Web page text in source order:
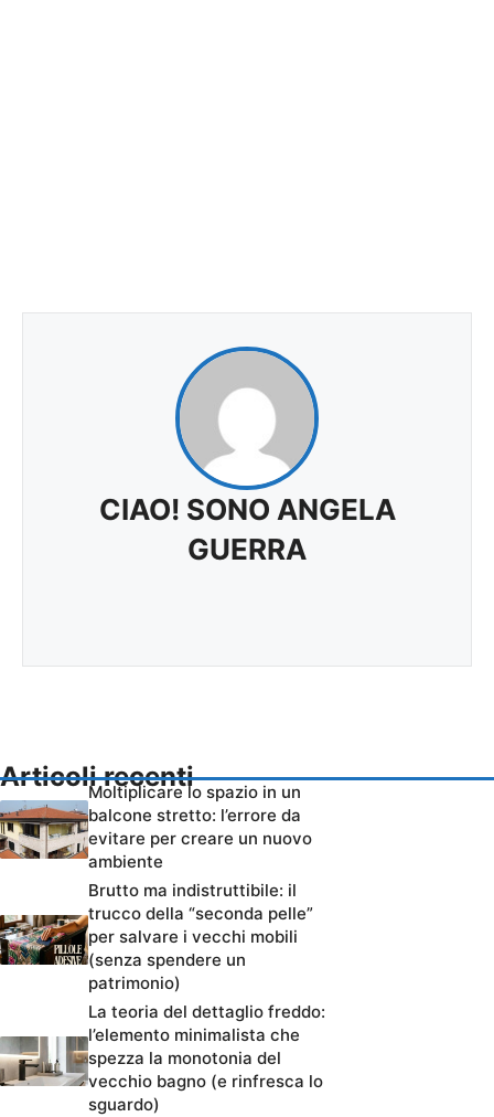
CIAO! SONO ANGELA
GUERRA
Articoli recenti
Moltiplicare lo spazio in un
balcone stretto: l’errore da
evitare per creare un nuovo
ambiente
Brutto ma indistruttibile: il
trucco della “seconda pelle”
per salvare i vecchi mobili
(senza spendere un
patrimonio)
La teoria del dettaglio freddo:
l’elemento minimalista che
spezza la monotonia del
vecchio bagno (e rinfresca lo
sguardo)